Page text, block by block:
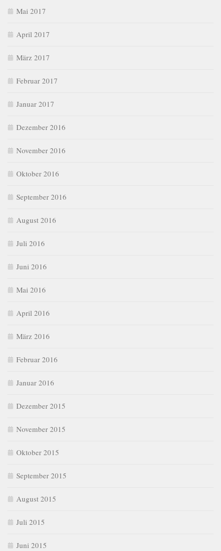
Mai 2017
April 2017
März 2017
Februar 2017
Januar 2017
Dezember 2016
November 2016
Oktober 2016
September 2016
August 2016
Juli 2016
Juni 2016
Mai 2016
April 2016
März 2016
Februar 2016
Januar 2016
Dezember 2015
November 2015
Oktober 2015
September 2015
August 2015
Juli 2015
Juni 2015